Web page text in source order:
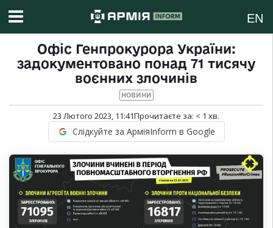
EN
Офіс Генпрокурора України:
задокументовано понад 71 тисячу
воєнних злочинів
НОВИНИ
23 Лютого 2023, 11:41Прочитаєте за: < 1 хв.
Слідкуйте за АрміяInform в Google